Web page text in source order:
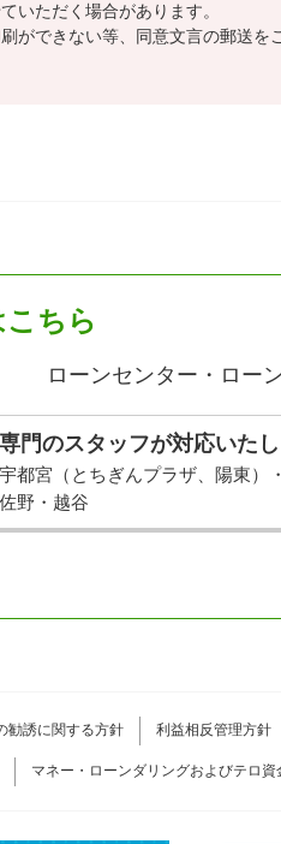
いただく場合があります。
できない等、同意文言の郵送を
ちら
ローンセンター・ロー
専門のスタッフが対応いた
宇都宮（とちぎんプラザ、陽東）
佐野・越谷
勧誘に関する方針 利益相反管理方針
マネー・ローンダリングおよびテロ